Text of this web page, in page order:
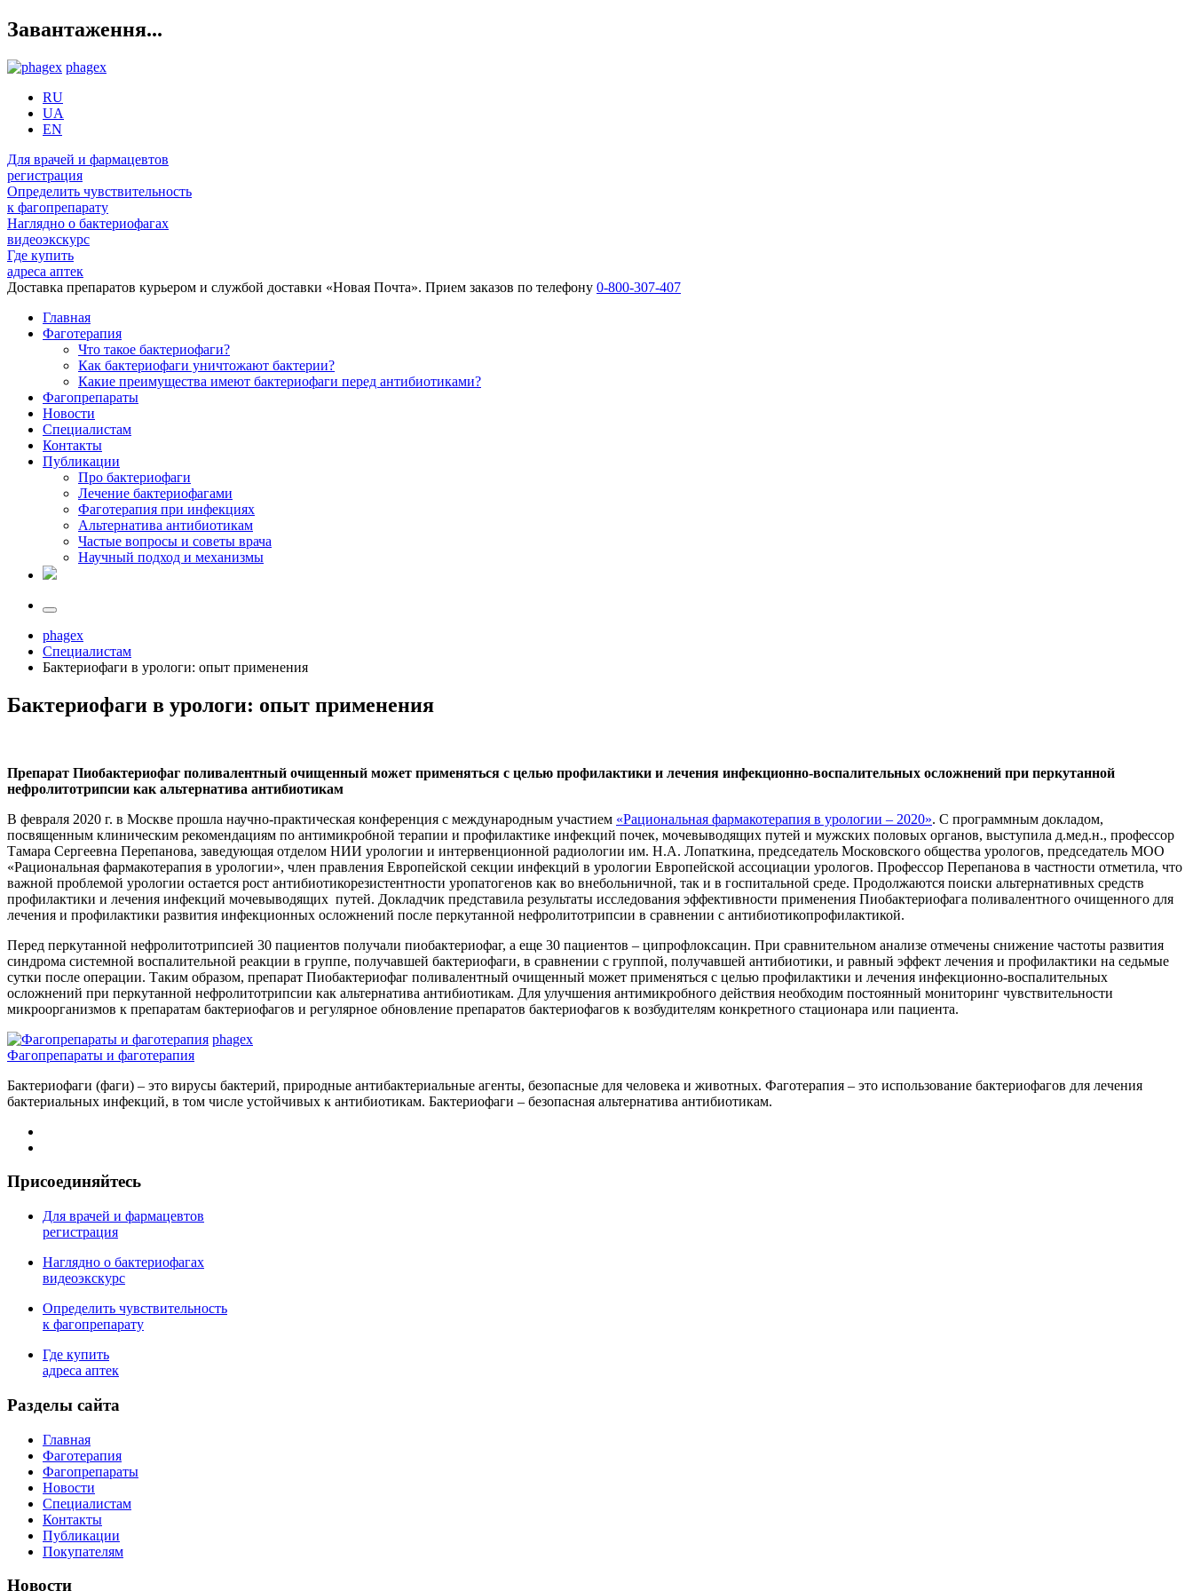
Завантаження...
phagex
RU
UA
EN
Для врачей и фармацевтов
регистрация
Определить чувствительность
к фагопрепарату
Наглядно о бактериофагах
видеоэкскурс
Где купить
адреса аптек
Доставка препаратов курьером и службой доставки «Новая Почта». Прием заказов по телефону 0-800-307-407
Главная
Фаготерапия
Что такое бактериофаги?
Как бактериофаги уничтожают бактерии?
Какие преимущества имеют бактериофаги перед антибиотиками?
Фагопрепараты
Новости
Специалистам
Контакты
Публикации
Про бактериофаги
Лечение бактериофагами
Фаготерапия при инфекциях
Альтернатива антибиотикам
Частые вопросы и советы врача
Научный подход и механизмы
phagex
Специалистам
Бактериофаги в урологи: опыт применения
Бактериофаги в урологи: опыт применения
Препарат Пиобактериофаг поливалентный очищенный может применяться с целью профилактики и лечения инфекционно-воспалительных осложнений при перкутанной
нефролитотрипсии как альтернатива антибиотикам
В февраля 2020 г. в Москве прошла научно-практическая конференция с международным участием «Рациональная фармакотерапия в урологии – 2020». С программным докладом,
посвященным клиническим рекомендациям по антимикробной терапии и профилактике инфекций почек, мочевыводящих путей и мужских половых органов, выступила д.мед.н., профессор
Тамара Сергеевна Перепанова, заведующая отделом НИИ урологии и интервенционной радиологии им. Н.А. Лопаткина, председатель Московского общества урологов, председатель МОО
«Рациональная фармакотерапия в урологии», член правления Европейской секции инфекций в урологии Европейской ассоциации урологов. Профессор Перепанова в частности отметила, что
важной проблемой урологии остается рост антибиотикорезистентности уропатогенов как во внебольничной, так и в госпитальной среде. Продолжаются поиски альтернативных средств
профилактики и лечения инфекций мочевыводящих путей. Докладчик представила результаты исследования эффективности применения Пиобактериофага поливалентного очищенного для
лечения и профилактики развития инфекционных осложнений после перкутанной нефролитотрипсии в сравнении с антибиотикопрофилактикой.
Перед перкутанной нефролитотрипсией 30 пациентов получали пиобактериофаг, а еще 30 пациентов – ципрофлоксацин. При сравнительном анализе отмечены снижение частоты развития
синдрома системной воспалительной реакции в группе, получавшей бактериофаги, в сравнении с группой, получавшей антибиотики, и равный эффект лечения и профилактики на седьмые
сутки после операции. Таким образом, препарат Пиобактериофаг поливалентный очищенный может применяться с целью профилактики и лечения инфекционно-воспалительных
осложнений при перкутанной нефролитотрипсии как альтернатива антибиотикам. Для улучшения антимикробного действия необходим постоянный мониторинг чувствительности
микроорганизмов к препаратам бактериофагов и регулярное обновление препаратов бактериофагов к возбудителям конкретного стационара или пациента.
phagex
Фагопрепараты и фаготерапия
Бактериофаги (фаги) – это вирусы бактерий, природные антибактериальные агенты, безопасные для человека и животных. Фаготерапия – это использование бактериофагов для лечения
бактериальных инфекций, в том числе устойчивых к антибиотикам. Бактериофаги – безопасная альтернатива антибиотикам.
Присоединяйтесь
Для врачей и фармацевтов
регистрация
Наглядно о бактериофагах
видеоэкскурс
Определить чувствительность
к фагопрепарату
Где купить
адреса аптек
Разделы сайта
Главная
Фаготерапия
Фагопрепараты
Новости
Специалистам
Контакты
Публикации
Покупателям
Новости